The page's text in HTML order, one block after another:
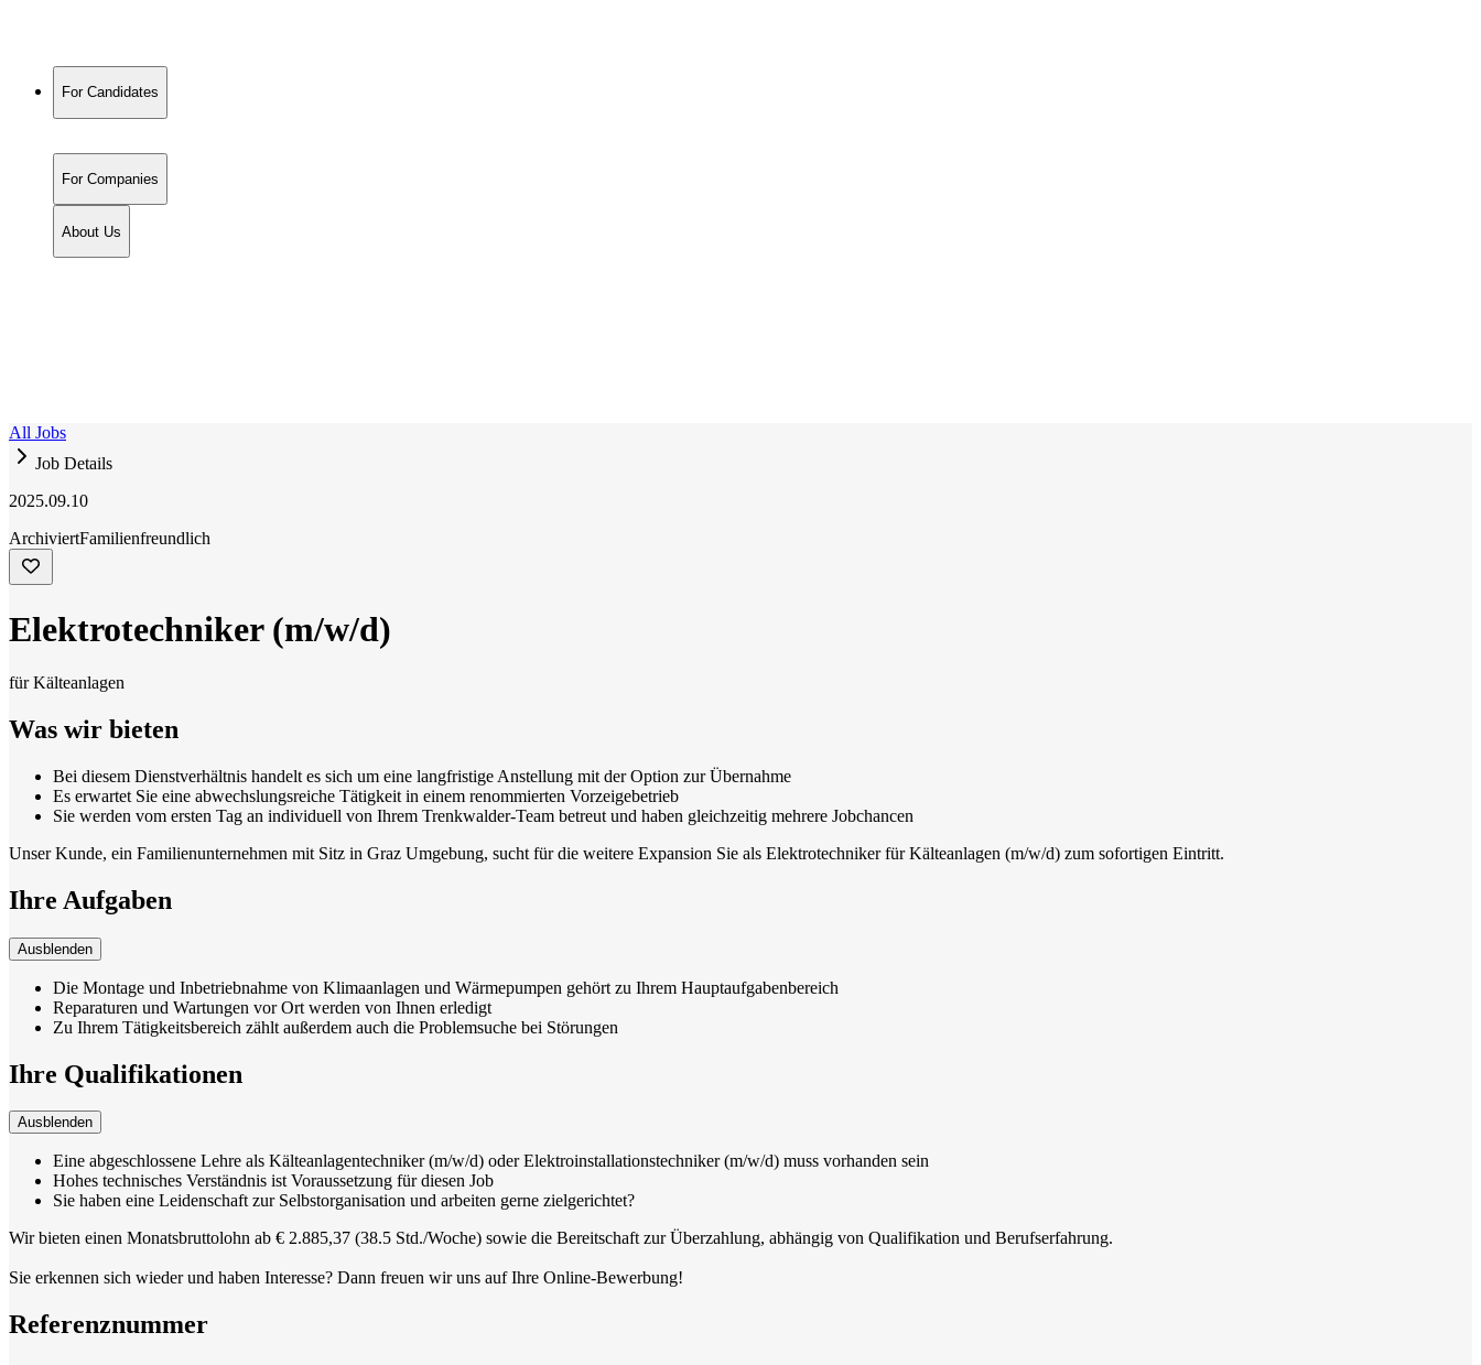
For Candidates
For Companies
About Us
All Jobs
Job Details
2025.09.10
ArchiviertFamilienfreundlich
Elektrotechniker (m/w/d)
für Kälteanlagen
Was wir bieten
Bei diesem Dienstverhältnis handelt es sich um eine langfristige Anstellung mit der Option zur Übernahme
Es erwartet Sie eine abwechslungsreiche Tätigkeit in einem renommierten Vorzeigebetrieb
Sie werden vom ersten Tag an individuell von Ihrem Trenkwalder-Team betreut und haben gleichzeitig mehrere Jobchancen
Unser Kunde, ein Familienunternehmen mit Sitz in Graz Umgebung, sucht für die weitere Expansion Sie als Elektrotechniker für Kälteanlagen (m/w/d) zum sofortigen Eintritt.
Ihre Aufgaben
Ausblenden
Die Montage und Inbetriebnahme von Klimaanlagen und Wärmepumpen gehört zu Ihrem Hauptaufgabenbereich
Reparaturen und Wartungen vor Ort werden von Ihnen erledigt
Zu Ihrem Tätigkeitsbereich zählt außerdem auch die Problemsuche bei Störungen
Ihre Qualifikationen
Ausblenden
Eine abgeschlossene Lehre als Kälteanlagentechniker (m/w/d) oder Elektroinstallationstechniker (m/w/d) muss vorhanden sein
Hohes technisches Verständnis ist Voraussetzung für diesen Job
Sie haben eine Leidenschaft zur Selbstorganisation und arbeiten gerne zielgerichtet?
Wir bieten einen Monatsbruttolohn ab € 2.885,37 (38.5 Std./Woche) sowie die Bereitschaft zur Überzahlung, abhängig von Qualifikation und Berufserfahrung.
Sie erkennen sich wieder und haben Interesse? Dann freuen wir uns auf Ihre Online-Bewerbung!
Referenznummer